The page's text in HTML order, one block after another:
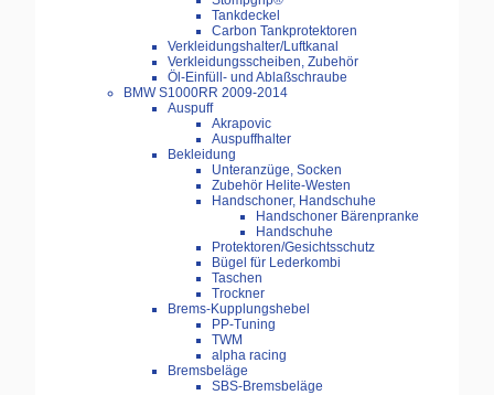
Tankdeckel
Carbon Tankprotektoren
Verkleidungshalter/Luftkanal
Verkleidungsscheiben, Zubehör
Öl-Einfüll- und Ablaßschraube
BMW S1000RR 2009-2014
Auspuff
Akrapovic
Auspuffhalter
Bekleidung
Unteranzüge, Socken
Zubehör Helite-Westen
Handschoner, Handschuhe
Handschoner Bärenpranke
Handschuhe
Protektoren/Gesichtsschutz
Bügel für Lederkombi
Taschen
Trockner
Brems-Kupplungshebel
PP-Tuning
TWM
alpha racing
Bremsbeläge
SBS-Bremsbeläge